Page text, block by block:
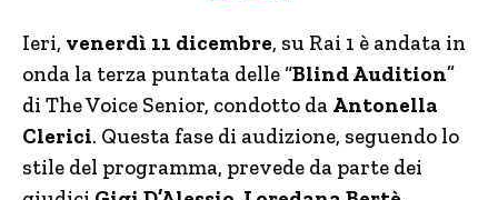
Ieri, venerdì 11 dicembre, su Rai 1 è andata in
onda la terza puntata delle “Blind Audition”
di The Voice Senior, condotto da Antonella
Clerici. Questa fase di audizione, seguendo lo
stile del programma, prevede da parte dei